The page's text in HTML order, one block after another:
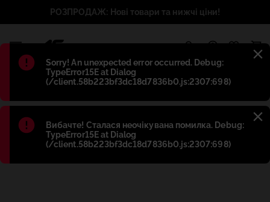
Błąd:
Sorry! An unexpected error occurred. Debug:
TypeError15E at Dialog
(/client.58b223bf3dc18d7836b0.js:2307:698)
Błąd:
Вибачте! Сталася неочікувана помилка. Debug:
TypeError15E at Dialog
(/client.58b223bf3dc18d7836b0.js:2307:698)
РОЗПРОДАЖ: Нові товари та нижчі ціни!